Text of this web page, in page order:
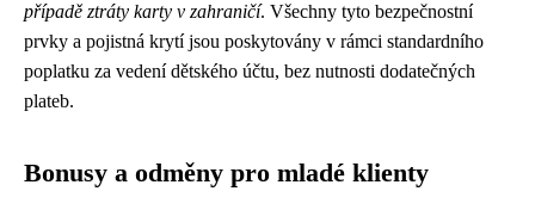
případě ztráty karty v zahraničí. Všechny tyto bezpečnostní
prvky a pojistná krytí jsou poskytovány v rámci standardního
poplatku za vedení dětského účtu, bez nutnosti dodatečných
plateb.
Bonusy a odměny pro mladé klienty